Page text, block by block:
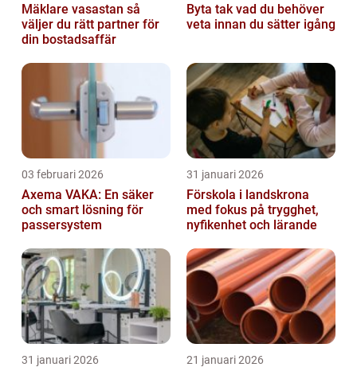
Mäklare vasastan så
väljer du rätt partner för
din bostadsaffär
Byta tak vad du behöver
veta innan du sätter igång
03 februari 2026
Axema VAKA: En säker
och smart lösning för
passersystem
31 januari 2026
Förskola i landskrona
med fokus på trygghet,
nyfikenhet och lärande
31 januari 2026 21 januari 2026